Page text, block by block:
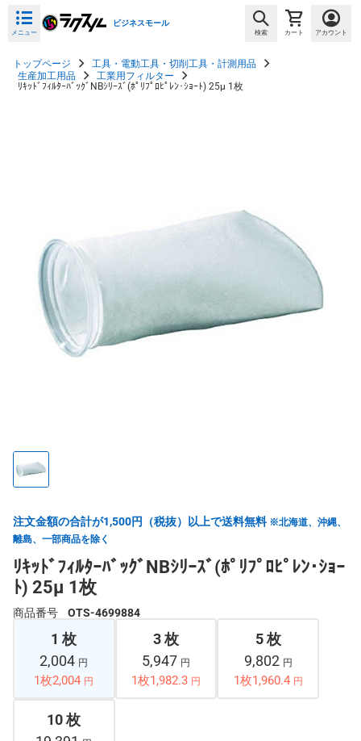
メニュー
ビジネスモール
検索 カート アカウント
トップページ
工具・電動工具・切削工具・計測用品
生産加工用品
工業用フィルター
ﾘｷｯﾄﾞﾌｨﾙﾀｰﾊﾞｯｸﾞNBｼﾘｰｽﾞ(ﾎﾟﾘﾌﾟﾛﾋﾟﾚﾝ･ｼｮｰﾄ) 25μ 1枚
注文金額の合計が1,500円（税抜）以上で送料無料 ※北海道、沖縄、
離島、一部商品を除く
ﾘｷｯﾄﾞﾌｨﾙﾀｰﾊﾞｯｸﾞNBｼﾘｰｽﾞ(ﾎﾟﾘﾌﾟﾛﾋﾟﾚﾝ･ｼｮｰ
ﾄ) 25μ 1枚
商品番号 OTS-4699884
1 枚
2,004 円
1枚2,004 円
3 枚
5,947 円
1枚1,982.3 円
5 枚
9,802 円
1枚1,960.4 円
10 枚